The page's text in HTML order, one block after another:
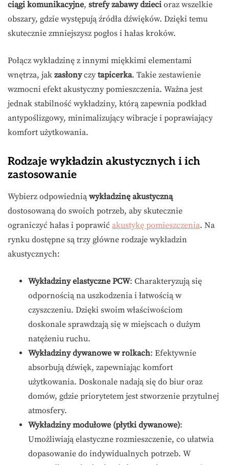
ciągi komunikacyjne, strefy zabawy dzieci oraz wszelkie
obszary, gdzie występują źródła dźwięków. Dzięki temu
skutecznie zmniejszysz pogłos i hałas kroków.
Połącz wykładzinę z innymi miękkimi elementami
wnętrza, jak zasłonyczy tapicerka. Takie zestawienie
wzmocni efekt akustyczny pomieszczenia. Ważna jest
jednak stabilność wykładziny, którą zapewnia podkład
antypoślizgowy, minimalizujący wibracje i poprawiający
komfort użytkowania.
Rodzaje wykładzin akustycznych i ich
zastosowanie
Wybierz odpowiednią wykładzinę akustyczną
dostosowaną do swoich potrzeb, aby skutecznie
ograniczyć hałas i poprawić akustykę pomieszczenia. Na
rynku dostępne są trzy główne rodzaje wykładzin
akustycznych:
Wykładziny elastyczne PCW: Charakteryzują się
odpornością na uszkodzenia i łatwością w
czyszczeniu. Dzięki swoim właściwościom
doskonale sprawdzają się w miejscach o dużym
natężeniu ruchu.
Wykładziny dywanowe w rolkach: Efektywnie
absorbują dźwięk, zapewniając komfort
użytkowania. Doskonale nadają się do biur oraz
domów, gdzie priorytetem jest stworzenie przytulnej
atmosfery.
Wykładziny modułowe (płytki dywanowe):
Umożliwiają elastyczne rozmieszczenie, co ułatwia
dopasowanie do indywidualnych potrzeb. W